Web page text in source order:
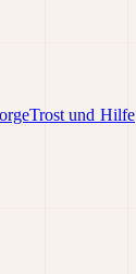
Trost und Hilfe